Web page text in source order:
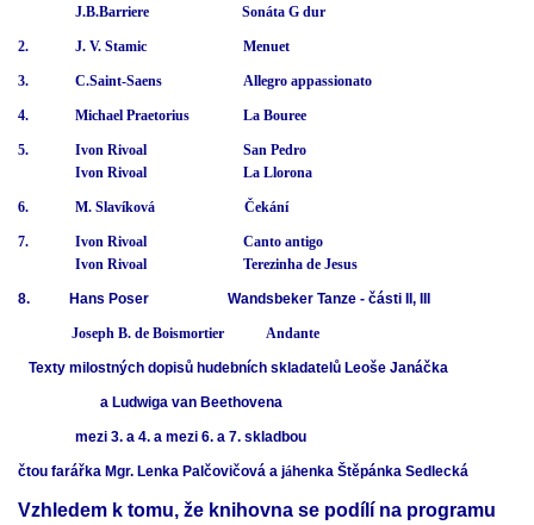
J.B.Barriere Sonáta G dur
2. J. V. Stamic Menuet
3. C.Saint-Saens Allegro appassionato
4. Michael Praetorius La Bouree
5. Ivon Rivoal San Pedro
Ivon Rivoal La Llorona
6. M. Slavíková Čekání
7. Ivon Rivoal Canto antigo
Ivon Rivoal Terezinha de Jesus
8. Hans Poser Wandsbeker Tanze - části II, III
Joseph B. de Boismortier Andante
Texty milostných dopisů hudebních skladatelů Leoše Janáčka
a Ludwiga van Beethovena
mezi 3. a 4. a mezi 6. a 7. skladbou
čtou farářka Mgr. Lenka Palčovičová a jáhenka Štěpánka Sedlecká
Vzhledem k tomu, že knihovna se podílí na programu